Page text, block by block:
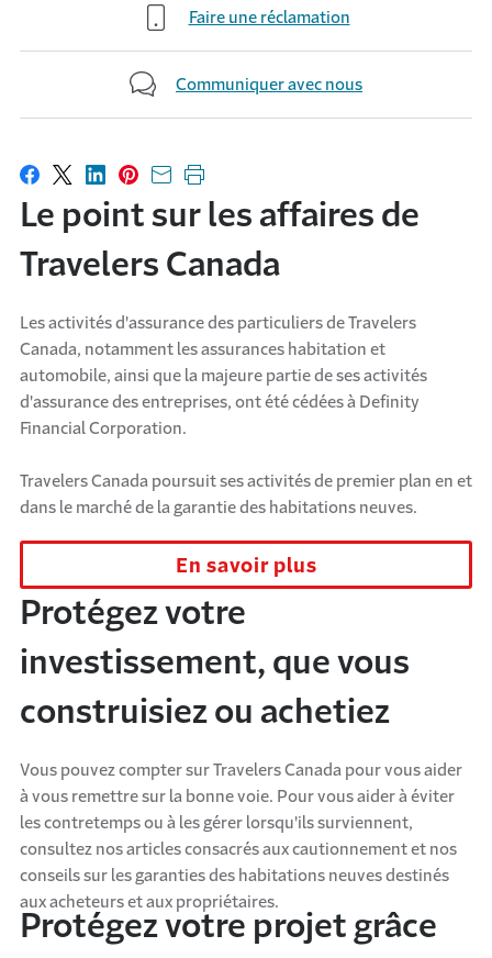
Faire une réclamation
Communiquer avec nous
Partager sur Facebook
Partager sur X
Partager sur LinkedIn
Partager sur Pinterest
Envoyer par courriel
Imprimer cette page
Le point sur les affaires de
Travelers Canada
Les activités d'assurance des particuliers de Travelers
Canada, notamment les assurances habitation et
automobile, ainsi que la majeure partie de ses activités
d'assurance des entreprises, ont été cédées à Definity
Financial Corporation.
Travelers Canada poursuit ses activités de premier plan en et
dans le marché de la garantie des habitations neuves.
En savoir plus
Protégez votre
investissement, que vous
construisiez ou achetiez
Vous pouvez compter sur Travelers Canada pour vous aider
à vous remettre sur la bonne voie. Pour vous aider à éviter
les contretemps ou à les gérer lorsqu'ils surviennent,
consultez nos articles consacrés aux cautionnement et nos
conseils sur les garanties des habitations neuves destinés
aux acheteurs et aux propriétaires.
Protégez votre projet grâce